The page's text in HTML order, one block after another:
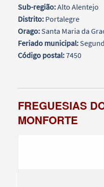
Sub-região:Alto Alentejo
Distrito: Portalegre
Orago: Santa Maria da
Feriado municipal:
Código postal:7450
FREGUESIAS
MONFORTE